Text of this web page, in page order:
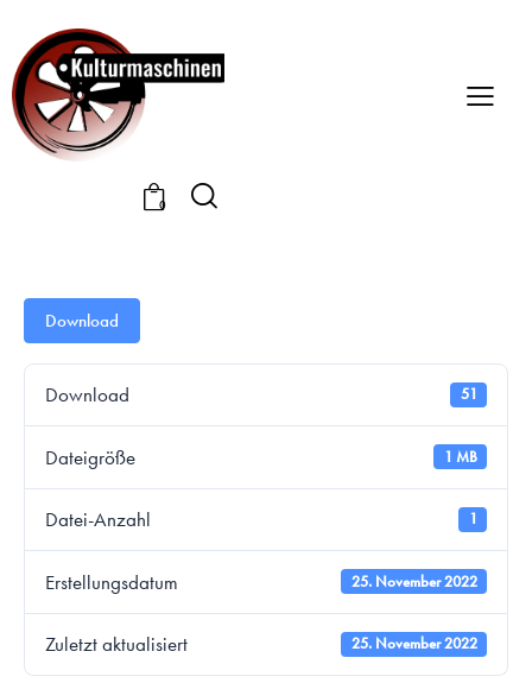
0
Download
Download 51
Dateigröße 1 MB
Datei-Anzahl 1
Erstellungsdatum 25. November 2022
Zuletzt aktualisiert 25. November 2022